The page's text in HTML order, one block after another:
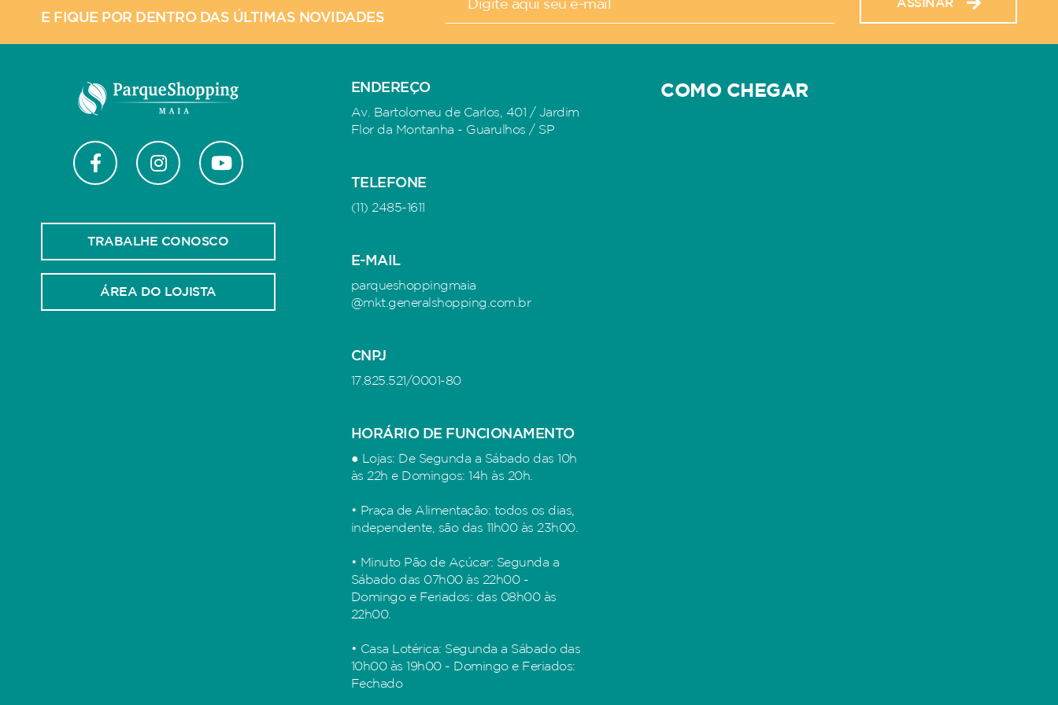
E FIQUE POR DENTRO DAS ÚLTIMAS NOVIDADES
ASSINAR
TRABALHE CONOSCO
ÁREA DO LOJISTA
ENDEREÇO
Av. Bartolomeu de Carlos, 401 / Jardim
Flor da Montanha - Guarulhos / SP
TELEFONE
(11) 2485-1611
E-MAIL
parqueshoppingmaia
@mkt.generalshopping.com.br
CNPJ
17.825.521/0001-80
HORÁRIO DE FUNCIONAMENTO
● Lojas: De Segunda a Sábado das 10h
às 22h e Domingos: 14h às 20h.
• Praça de Alimentação: todos os dias,
independente, são das 11h00 às 23h00.
• Minuto Pão de Açúcar: Segunda a
Sábado das 07h00 às 22h00 -
Domingo e Feriados: das 08h00 às
22h00.
• Casa Lotérica: Segunda a Sábado das
10h00 às 19h00 - Domingo e Feriados:
Fechado
COMO CHEGAR